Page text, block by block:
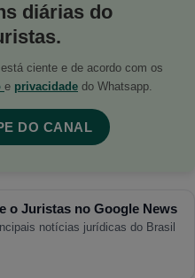
diárias do
ciente e de acordo com os
e privacidade do Whatsapp.
DO CANAL
o Juristas no Google News
notícias jurídicas do Brasil